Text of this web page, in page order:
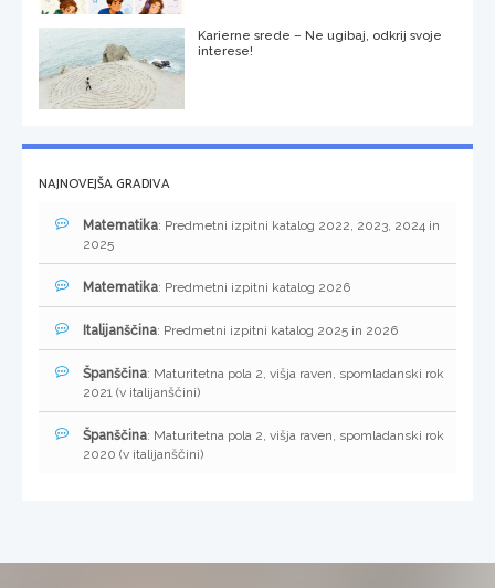
Karierne srede – Ne ugibaj, odkrij svoje
interese!
NAJNOVEJŠA GRADIVA
Matematika: Predmetni izpitni katalog 2022, 2023, 2024 in
2025
Matematika: Predmetni izpitni katalog 2026
Italijanščina: Predmetni izpitni katalog 2025 in 2026
Španščina: Maturitetna pola 2, višja raven, spomladanski rok
2021 (v italijanščini)
Španščina: Maturitetna pola 2, višja raven, spomladanski rok
2020 (v italijanščini)